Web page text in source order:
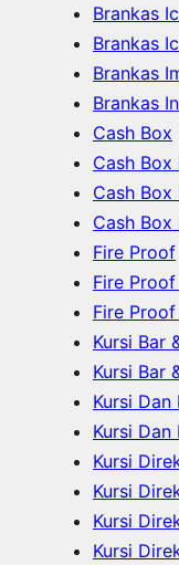
Brankas
Brankas
Brankas
Brankas
Cash Box
Cash Box
Cash
Cash Box
Fire Proof
Fire
Fire
Kursi Bar
Kursi Bar
Kursi Dan
Kursi Dan
Kursi
Kursi
Kursi
Kursi